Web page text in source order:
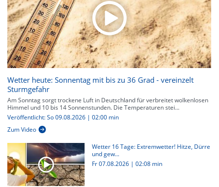
Wetter heute: Sonnentag mit bis zu 36 Grad - vereinzelt
Sturmgefahr
Am Sonntag sorgt trockene Luft in Deutschland für verbreitet wolkenlosen
Himmel und 10 bis 14 Sonnenstunden. Die Temperaturen stei...
Veröffentlicht: So 09.08.2026 | 02:00 min
Zum Video
Wetter 16 Tage: Extremwetter! Hitze, Dürre
und gew...
Fr 07.08.2026 | 02:08 min